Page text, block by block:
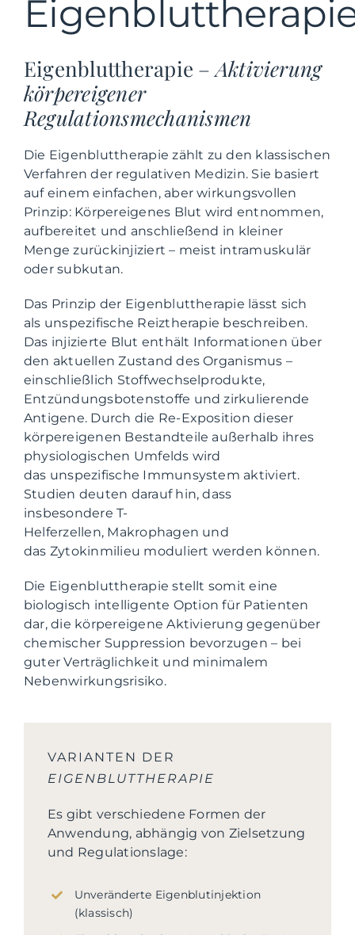
Eigenbluttherapie –Aktivierung
körpereigener
Regulationsmechanismen
Die Eigenbluttherapie zählt zu den klassischen
Verfahren der regulativen Medizin. Sie basiert
auf einem einfachen, aber wirkungsvollen
Prinzip: Körpereigenes Blut wird entnommen,
aufbereitet und anschließend in kleiner
Menge zurückinjiziert – meist intramuskulär
oder subkutan.
Das Prinzip der Eigenbluttherapie lässt sich
als unspezifische Reiztherapie beschreiben.
Das injizierte Blut enthält Informationen über
den aktuellen Zustand des Organismus –
einschließlich Stoffwechselprodukte,
Entzündungsbotenstoffe und zirkulierende
Antigene. Durch die Re-Exposition dieser
körpereigenen Bestandteile außerhalb ihres
physiologischen Umfelds wird
das unspezifische Immunsystem aktiviert.
Studien deuten darauf hin, dass
insbesondere T-
Helferzellen, Makrophagen und
das Zytokinmilieu moduliert werden können.
Die Eigenbluttherapie stellt somit eine
biologisch intelligente Option für Patienten
dar, die körpereigene Aktivierung gegenüber
chemischer Suppression bevorzugen – bei
guter Verträglichkeit und minimalem
Nebenwirkungsrisiko.
VARIANTEN DER
EIGENBLUTTHERAPIE
Es gibt verschiedene Formen der
Anwendung, abhängig von Zielsetzung
und Regulationslage:
Unveränderte Eigenblutinjektion
(klassisch)